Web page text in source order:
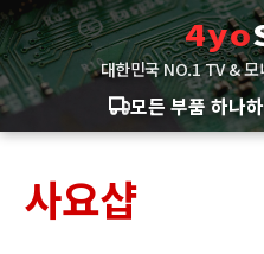
4yo
대한민국 NO.1 TV & 모
모든 부품 하나
사요샵